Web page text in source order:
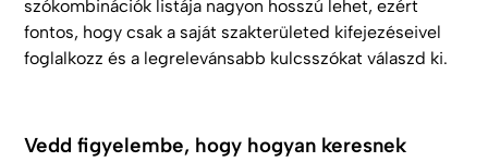
szókombinációk listája nagyon hosszú lehet, ezért
fontos, hogy csak a saját szakterületed kifejezéseivel
foglalkozz és a legrelevánsabb kulcsszókat válaszd ki.
Vedd figyelembe, hogy hogyan keresnek